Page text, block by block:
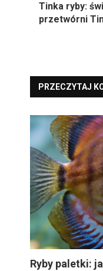
Tinka ryby:
przetwórni
PRZECZYTAJ
Ryby paletki: